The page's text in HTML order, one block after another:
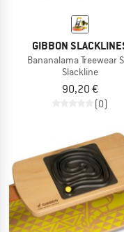
GIBBON
Bananalama Treewear
Slackline
90,20 €
(0)